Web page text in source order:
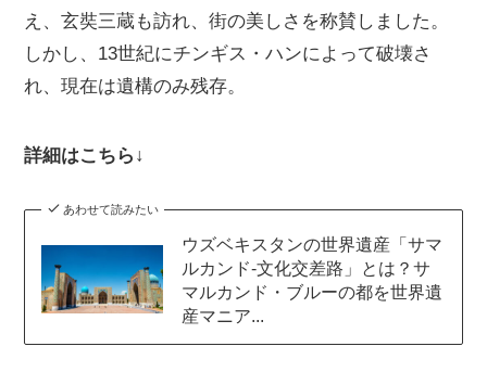
え、玄奘三蔵も訪れ、街の美しさを称賛しました。
しかし、13世紀にチンギス・ハンによって破壊さ
れ、現在は遺構のみ残存。
詳細はこちら↓
あわせて読みたい
ウズベキスタンの世界遺産「サマ
ルカンド‐文化交差路」とは？サ
マルカンド・ブルーの都を世界遺
産マニア...